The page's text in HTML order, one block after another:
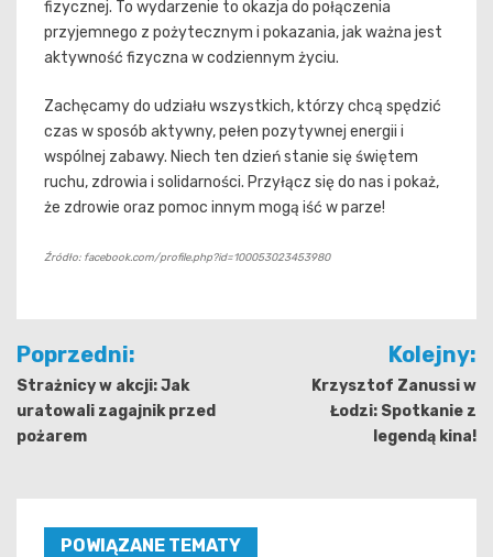
fizycznej. To wydarzenie to okazja do połączenia
przyjemnego z pożytecznym i pokazania, jak ważna jest
aktywność fizyczna w codziennym życiu.
Zachęcamy do udziału wszystkich, którzy chcą spędzić
czas w sposób aktywny, pełen pozytywnej energii i
wspólnej zabawy. Niech ten dzień stanie się świętem
ruchu, zdrowia i solidarności. Przyłącz się do nas i pokaż,
że zdrowie oraz pomoc innym mogą iść w parze!
Źródło: facebook.com/profile.php?id=100053023453980
Nawigacja
wpisu
Poprzedni:
Strażnicy w akcji: Jak
uratowali zagajnik przed
pożarem
Kolejny:
Krzysztof Zanussi w
Łodzi: Spotkanie z
legendą kina!
POWIĄZANE TEMATY